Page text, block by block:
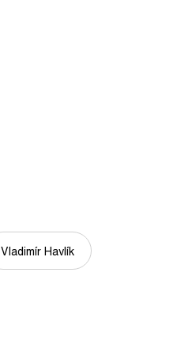
Vladimír Havlík